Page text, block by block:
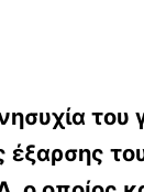
του
έξαρσης